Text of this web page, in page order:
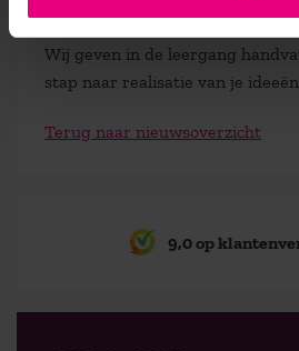
Wij geven in de leergang
stap naar realisatie van je ideeën
Terug naar nieuwsoverzicht
9,0 op